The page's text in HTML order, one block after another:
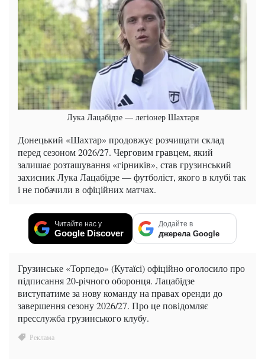
Лука Лацабідзе — легіонер Шахтаря
Донецький «Шахтар» продовжує розчищати склад
перед сезоном 2026/27. Черговим гравцем, який
залишає розташування «гірників», став грузинський
захисник Лука Лацабідзе — футболіст, якого в клубі так
і не побачили в офіційних матчах.
Читайте нас у
Google Discover
Додайте в
джерела Google
Грузинське «Торпедо» (Кутаїсі) офіційно оголосило про
підписання 20-річного оборонця. Лацабідзе
виступатиме за нову команду на правах оренди до
завершення сезону 2026/27. Про це повідомляє
пресслужба грузинського клубу.